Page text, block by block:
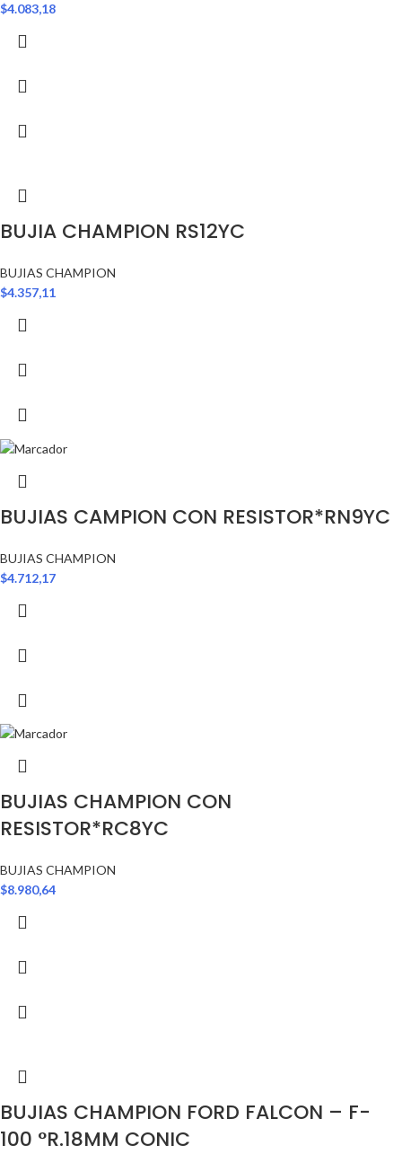
$4.083,18
BUJIA CHAMPION RS12YC
BUJIAS CHAMPION
$4.357,11
BUJIAS CAMPION CON RESISTOR*RN9YC
BUJIAS CHAMPION
$4.712,17
BUJIAS CHAMPION CON
RESISTOR*RC8YC
BUJIAS CHAMPION
$8.980,64
BUJIAS CHAMPION FORD FALCON – F-
100 °R.18MM CONIC